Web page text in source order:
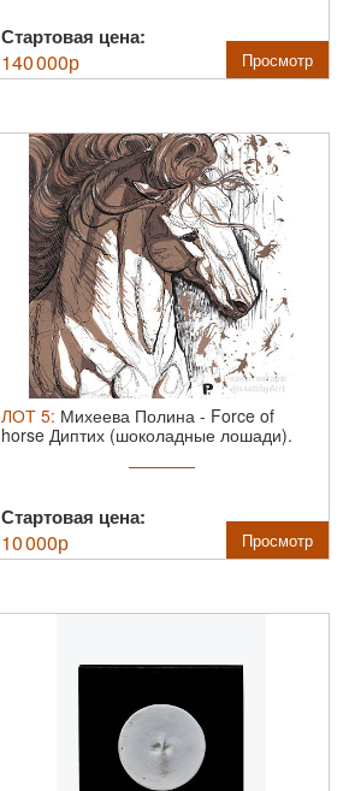
Стартовая цена:
140 000р Просмотр
ЛОТ 5: Михеева Полина - Force of
horse Диптих (шоколадные лошади).
Стартовая цена:
10 000р Просмотр